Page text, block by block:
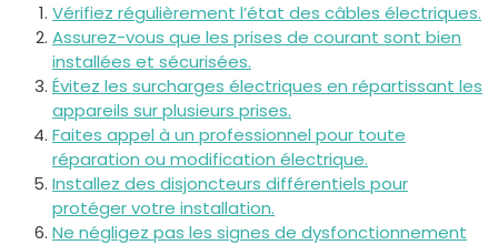
Vérifiez régulièrement l’état des câbles électriques.
Assurez-vous que les prises de courant sont bien
installées et sécurisées.
Évitez les surcharges électriques en répartissant les
appareils sur plusieurs prises.
Faites appel à un professionnel pour toute
réparation ou modification électrique.
Installez des disjoncteurs différentiels pour
protéger votre installation.
Ne négligez pas les signes de dysfonctionnement